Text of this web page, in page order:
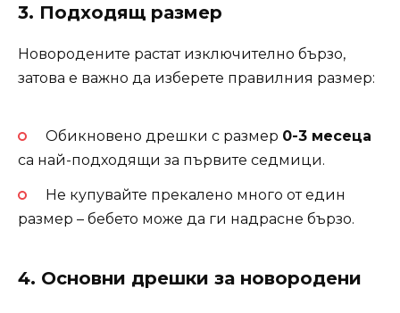
3. Подходящ размер
Новородените растат изключително бързо,
затова е важно да изберете правилния размер:
Обикновено дрешки с размер 0-3 месеца
са най-подходящи за първите седмици.
Не купувайте прекалено много от един
размер – бебето може да ги надрасне бързо.
4. Основни дрешки за новородени